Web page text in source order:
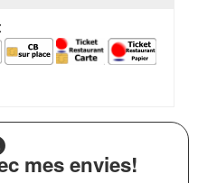
mes envies!